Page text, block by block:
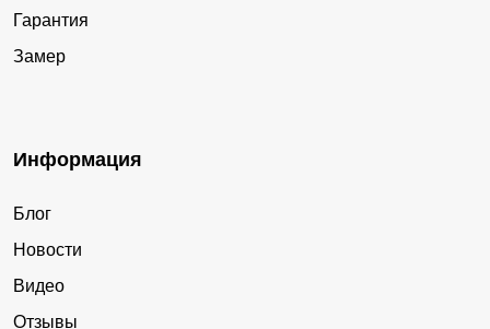
Гарантия
Замер
Информация
Блог
Новости
Видео
Отзывы